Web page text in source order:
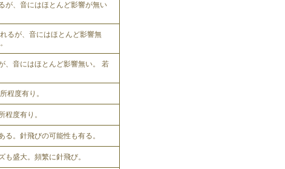
が、音にはほとんど影響が無い
るが、音にはほとんど影響無
、音にはほとんど影響無い。 若
程度有り。
程度有り。
。針飛びの可能性も有る。
も盛大。頻繁に針飛び。